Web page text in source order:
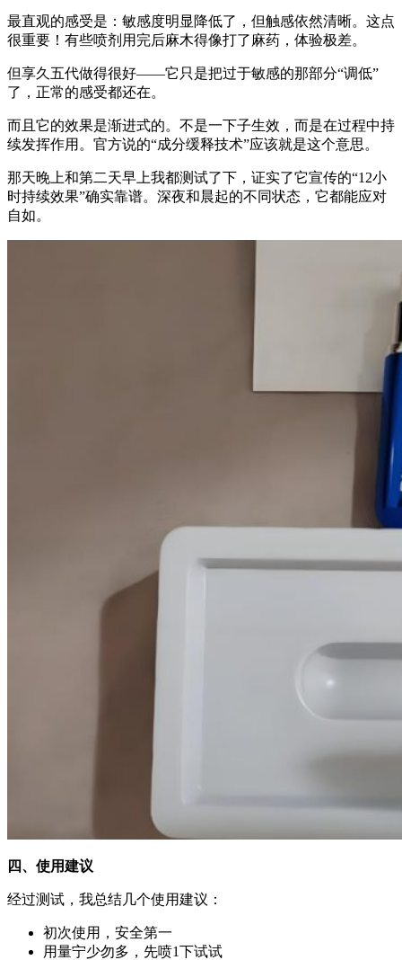
最直观的感受是：敏感度明显降低了，但触感依然清晰。这点
很重要！有些喷剂用完后麻木得像打了麻药，体验极差。
但享久五代做得很好——它只是把过于敏感的那部分“调低”
了，正常的感受都还在。
而且它的效果是渐进式的。不是一下子生效，而是在过程中持
续发挥作用。官方说的“成分缓释技术”应该就是这个意思。
那天晚上和第二天早上我都测试了下，证实了它宣传的“12小
时持续效果”确实靠谱。深夜和晨起的不同状态，它都能应对
自如。
四、使用建议
经过测试，我总结几个使用建议：
初次使用，安全第一
用量宁少勿多，先喷1下试试